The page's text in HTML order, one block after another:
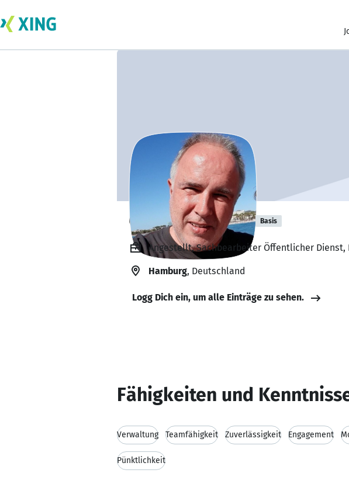
Christian Höfner Basis
Angestellt, Sachbearbeiter Öffentlicher Dienst,
Hamburg, Deutschland
Logg Dich ein, um alle Einträge zu sehen.
Fähigkeiten und
Verwaltung Teamfähigkeit Zuverlässigkeit Engagement
Pünktlichkeit